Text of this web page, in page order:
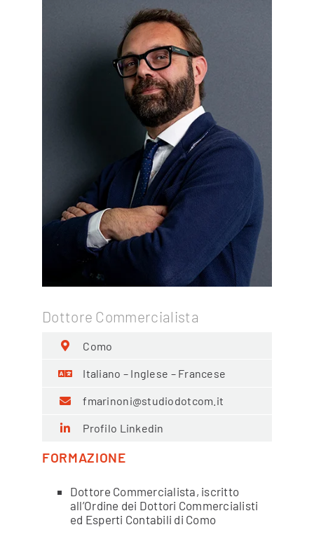
Dottore Commercialista
Como
Italiano – Inglese – Francese
fmarinoni@studiodotcom.it
Profilo Linkedin
FORMAZIONE
Dottore Commercialista, iscritto
all’Ordine dei Dottori Commercialisti
ed Esperti Contabili di Como